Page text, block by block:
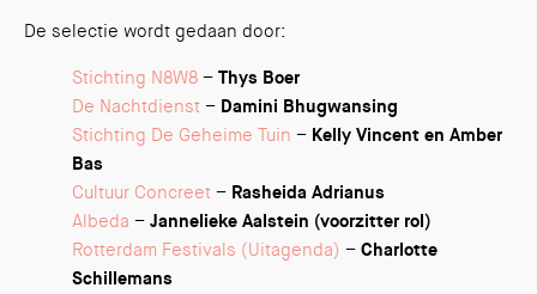
De selectie wordt gedaan door:
Stichting N8W8 – Thys Boer
De Nachtdienst – Damini Bhugwansing
Stichting De Geheime Tuin – Kelly Vincent en Amber
Bas
Cultuur Concreet – Rasheida Adrianus
Albeda – Jannelieke Aalstein (voorzitter rol)
Rotterdam Festivals (Uitagenda) – Charlotte
Schillemans